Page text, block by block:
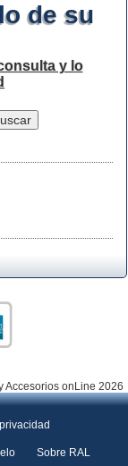
de su
y lo
Accesorios onLine 2026
Sobre RAL